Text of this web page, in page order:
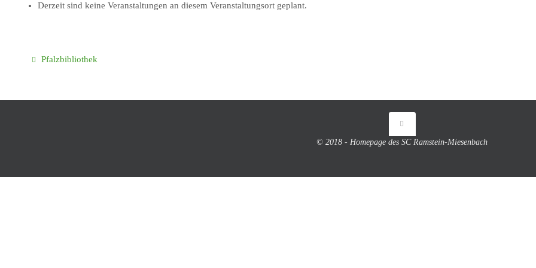
Derzeit sind keine Veranstaltungen an diesem Veranstaltungsort geplant.
Pfalzbibliothek
© 2018 - Homepage des SC Ramstein-Miesenbach